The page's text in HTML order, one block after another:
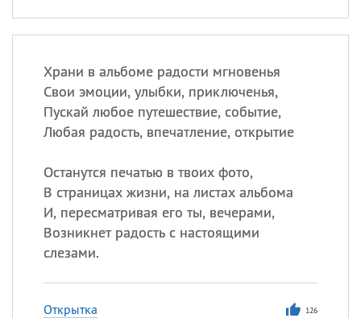
Храни в альбоме радости мгновенья
Свои эмоции, улыбки, приключенья,
Пускай любое путешествие, событие,
Любая радость, впечатление, открытие
Останутся печатью в твоих фото,
В страницах жизни, на листах альбома
И, пересматривая его ты, вечерами,
Возникнет радость с настоящими
слезами.
Открытка 126